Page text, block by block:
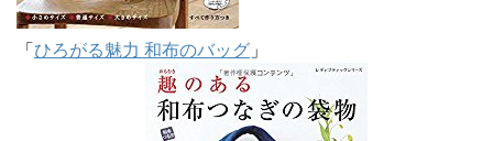
「 ひろがる魅力 和布のバッグ 」